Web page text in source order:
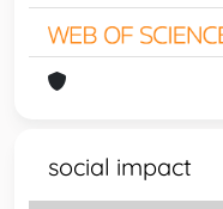
social impact